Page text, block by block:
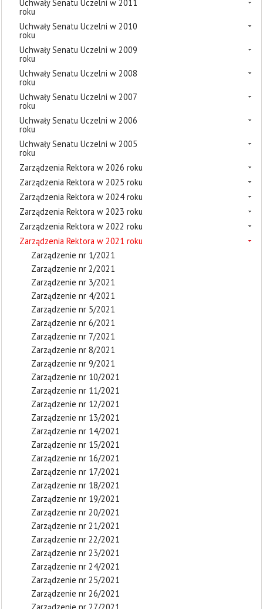
Uchwały Senatu Uczelni w 2011
roku
Uchwały Senatu Uczelni w 2010
roku
Uchwały Senatu Uczelni w 2009
roku
Uchwały Senatu Uczelni w 2008
roku
Uchwały Senatu Uczelni w 2007
roku
Uchwały Senatu Uczelni w 2006
roku
Uchwały Senatu Uczelni w 2005
roku
Zarządzenia Rektora w 2026 roku
Zarządzenia Rektora w 2025 roku
Zarządzenia Rektora w 2024 roku
Zarządzenia Rektora w 2023 roku
Zarządzenia Rektora w 2022 roku
Zarządzenia Rektora w 2021 roku
Zarządzenie nr 1/2021
Zarządzenie nr 2/2021
Zarządzenie nr 3/2021
Zarządzenie nr 4/2021
Zarządzenie nr 5/2021
Zarządzenie nr 6/2021
Zarządzenie nr 7/2021
Zarządzenie nr 8/2021
Zarządzenie nr 9/2021
Zarządzenie nr 10/2021
Zarządzenie nr 11/2021
Zarządzenie nr 12/2021
Zarządzenie nr 13/2021
Zarządzenie nr 14/2021
Zarządzenie nr 15/2021
Zarządzenie nr 16/2021
Zarządzenie nr 17/2021
Zarządzenie nr 18/2021
Zarządzenie nr 19/2021
Zarządzenie nr 20/2021
Zarządzenie nr 21/2021
Zarządzenie nr 22/2021
Zarządzenie nr 23/2021
Zarządzenie nr 24/2021
Zarządzenie nr 25/2021
Zarządzenie nr 26/2021